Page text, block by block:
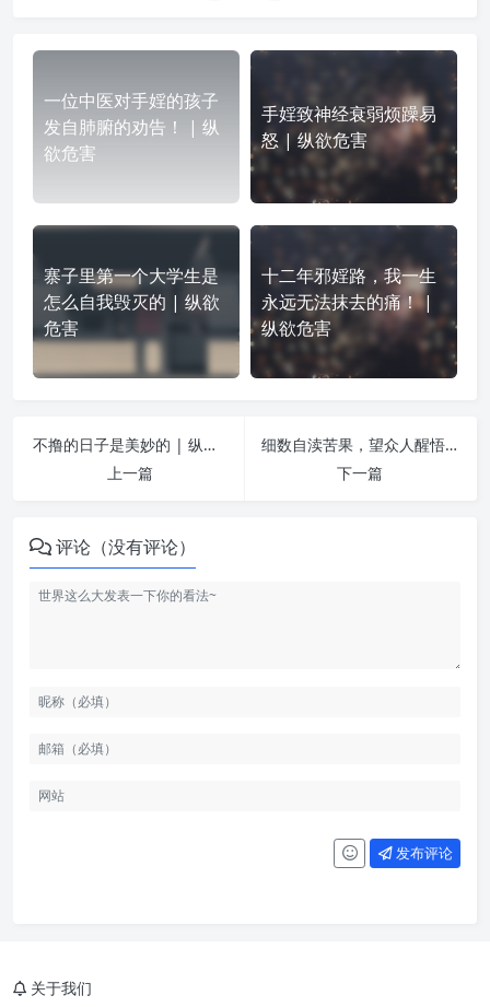
一位中医对手婬的孩子
发自肺腑的劝告！ | 纵
欲危害
手婬致神经衰弱烦躁易
怒 | 纵欲危害
寨子里第一个大学生是
怎么自我毁灭的 | 纵欲
危害
十二年邪婬路，我一生
永远无法抹去的痛！ |
纵欲危害
不撸的日子是美妙的 | 纵欲危害
上一篇
细数自渎苦果，望众人醒悟！ | 纵欲危害
下一篇
评论（没有评论）
发布评论
关于我们